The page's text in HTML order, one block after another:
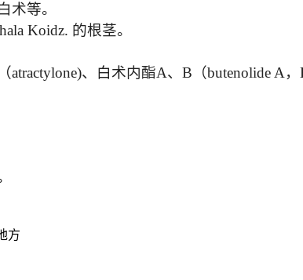
术等。
Koidz. 的根茎。
atractylone)、白术内酯A、B（butenolide A
方